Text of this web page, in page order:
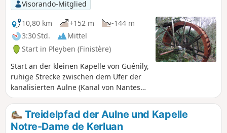
Eisenbahnstrecke zu wandern, die
Carhaix mit Châteaulin verband, und so
eine der sechs über die Landschaft
verstreuten Kapellen zu entdecken: die
Kapelle Saint-Laurent mit ihrem sehr
schönen Kalvarienberg und ihrem
Brunnen.
Visorando-Mitglied
10,80 km
+152 m
-144 m
3:30 Std.
Mittel
Start in Pleyben (Finistère)
Start an der kleinen Kapelle von Guénily,
ruhige Strecke zwischen dem Ufer der
kanalisierten Aulne (Kanal von Nantes
nach Brest) und der
Landschaft.Weitreichende Ausblicke auf
die Montagnes Noires.
Treidelpfad der Aulne und Kapelle
Notre-Dame de Kerluan